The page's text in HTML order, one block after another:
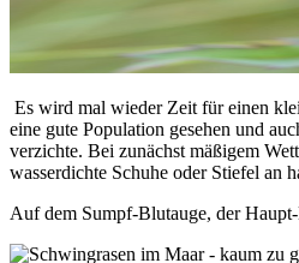
Es wird mal wieder Zeit für einen
eine gute Population gesehen und
verzichte. Bei zunächst mäßigem
wasserdichte Schuhe oder Stiefel an
Auf dem Sumpf-Blutauge, der